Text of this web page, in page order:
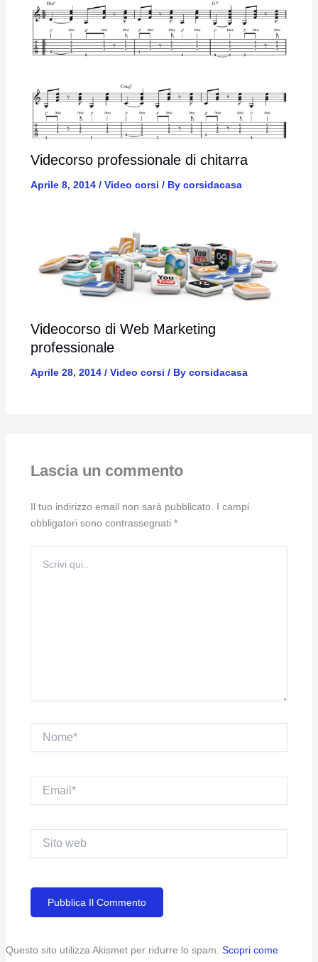
Videcorso professionale di chitarra
Aprile 8, 2014 / Video corsi / By corsidacasa
Videocorso di Web Marketing
professionale
Aprile 28, 2014 / Video corsi / By corsidacasa
Lascia un commento
Il tuo indirizzo email non sarà pubblicato. I campi
obbligatori sono contrassegnati *
qui..
Nome*
Sito
web
Questo sito utilizza Akismet per ridurre lo spam. Scopri come